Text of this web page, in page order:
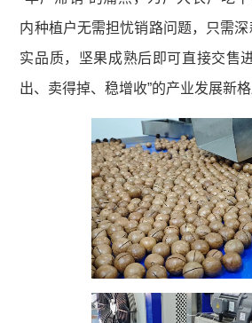
内种植户无需担忧销路问题，只需
实品质，坚果成熟后即可直接交售
出、卖得掉、稳增收”的产业发展新格